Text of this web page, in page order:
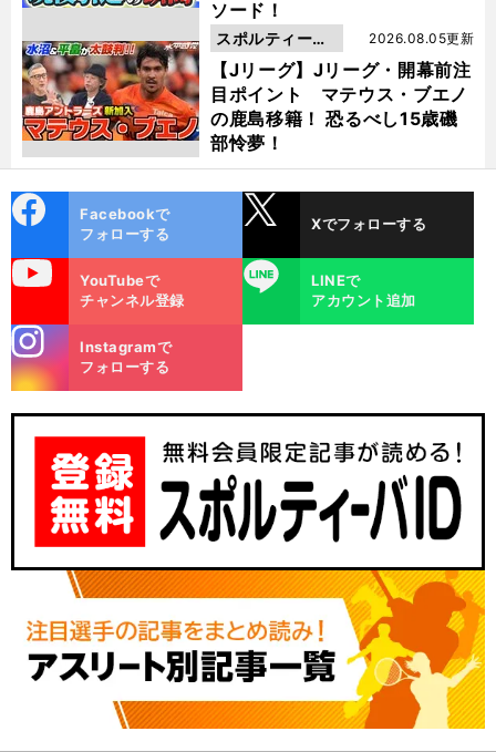
ソード！
【Jリーグ】Jリーグ・開幕前注
目ポイント マテウス・ブエノ
の鹿島移籍！ 恐るべし15歳磯
部怜夢！
2026.08.05更新
スポルティーバ
動画
ok
Facebookで
フォローする
Xでフォローする
YouTubeで
チャンネル登録
LINE
LINEで
アカウント追加
m
Instagramで
フォローする